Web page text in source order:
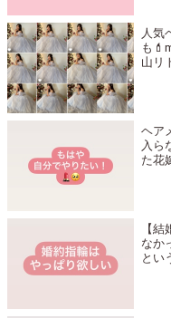
人気
も
山リ
ヘア
入ら
た花
【
なか
とい